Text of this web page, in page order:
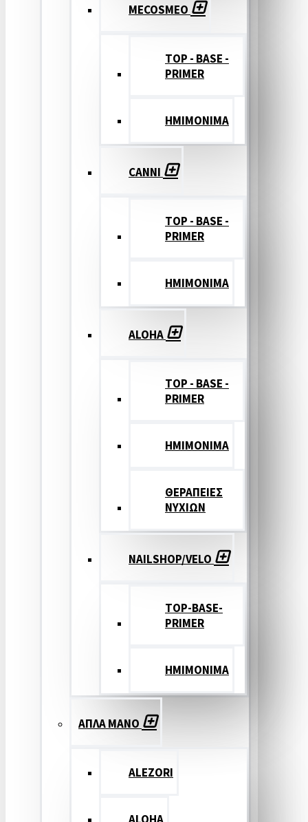
MECOSMEO
TOP - BASE -
PRIMER
ΗΜΙΜΟΝΙΜΑ
CANNI
TOP - BASE -
PRIMER
ΗΜΙΜΟΝΙΜΑ
ALOHA
TOP - BASE -
PRIMER
ΗΜΙΜΟΝΙΜΑ
ΘΕΡΑΠΕΙΕΣ
ΝΥΧΙΩΝ
NAILSHOP/VELO
TOP-BASE-
PRIMER
ΗΜΙΜΟΝΙΜΑ
ΑΠΛΑ ΜΑΝΟ
ALEZORI